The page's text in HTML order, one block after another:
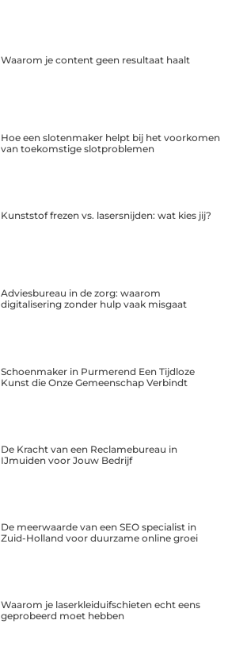
Waarom je content geen resultaat haalt
Hoe een slotenmaker helpt bij het voorkomen
van toekomstige slotproblemen
Kunststof frezen vs. lasersnijden: wat kies jij?
Adviesbureau in de zorg: waarom
digitalisering zonder hulp vaak misgaat
Schoenmaker in Purmerend Een Tijdloze
Kunst die Onze Gemeenschap Verbindt
De Kracht van een Reclamebureau in
IJmuiden voor Jouw Bedrijf
De meerwaarde van een SEO specialist in
Zuid-Holland voor duurzame online groei
Waarom je laserkleiduifschieten echt eens
geprobeerd moet hebben